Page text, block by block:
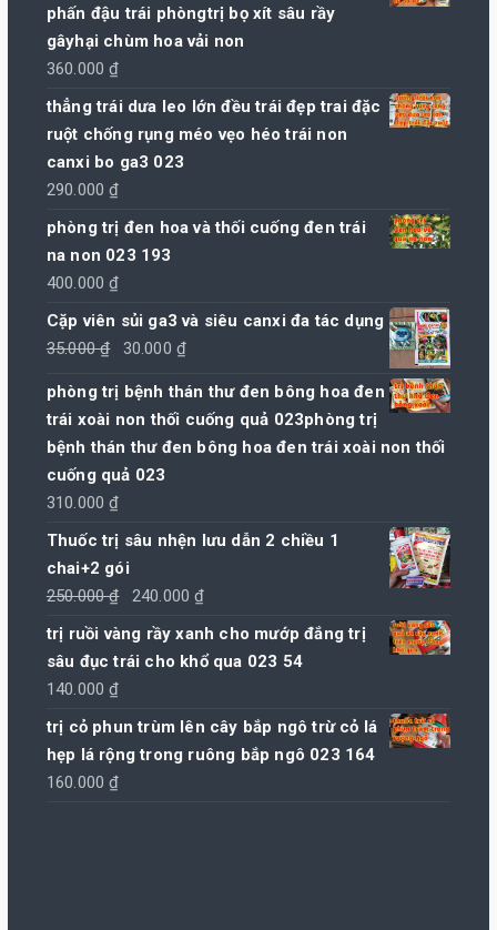
phấn đậu trái phòngtrị bọ xít sâu rầy
gâyhại chùm hoa vải non
360.000₫
thẳng trái dưa leo lớn đều trái đẹp trai đặc
ruột chống rụng méo vẹo héo trái non
canxi bo ga3 023
290.000₫
phòng trị đen hoa và thối cuống đen trái
na non 023 193
400.000₫
Cặp viên sủi ga3 và siêu canxi đa tác dụng
35.000₫
Giá
là:
35.000 ₫.
30.000 ₫
tại
là:
30.000 ₫.
phòng trị bệnh thán thư đen bông hoa đen
trái xoài non thối cuống quả 023phòng trị
bệnh thán thư đen bông hoa đen trái xoài non thối
cuống quả 023
310.000₫
Thuốc trị sâu nhện lưu dẫn 2 chiều 1
chai+2 gói
250.000₫
Giá
là:
240.000₫
hiện
trị ruồi vàng rầy xanh cho mướp đắng trị
sâu đục trái cho khổ qua 023 54
140.000₫
trị cỏ phun trùm lên cây bắp ngô trừ cỏ lá
hẹp lá rộng trong ruông bắp ngô 023 164
160.000₫